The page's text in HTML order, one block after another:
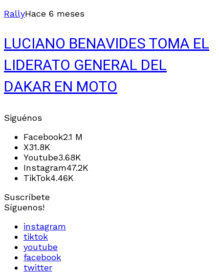
RallyHace 6 meses
LUCIANO BENAVIDES TOMA EL
LIDERATO GENERAL DEL
DAKAR EN MOTO
Siguénos
Facebook2.1 M
X31.8K
Youtube3.68K
Instagram47.2K
TikTok4.46K
Suscríbete
Síguenos!
instagram
tiktok
youtube
facebook
twitter